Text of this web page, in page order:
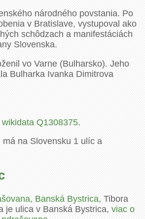
národného povstania. Po
v Bratislave, vystupoval ako
schôdzach a manifestáciách
Slovenska.
vo Varne (Bulharsko). Jeho
Bulharka Ivanka Dimitrova
wikidata Q1308375.
má na Slovensku 1 ulíc a
Banská Bystrica, Tibora
je ulica v Banská Bystrica,viac o